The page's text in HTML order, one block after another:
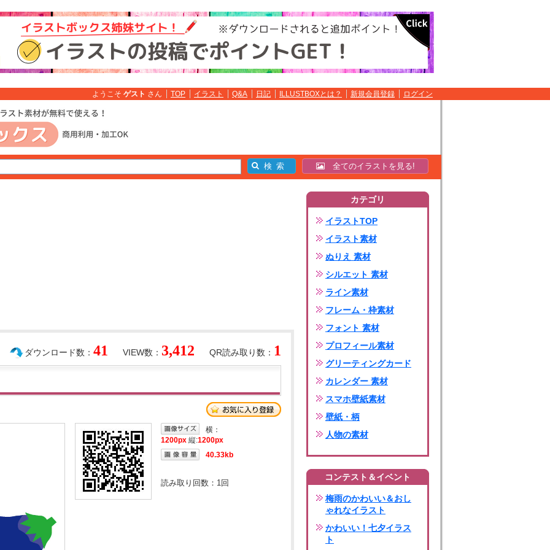
ようこそ ゲスト さん TOP イラスト Q&A 日記 ILLUSTBOXとは？ 新規会員登録 ログイン
全てのイラストを見る!
QR読み取り数： 1
VIEW数： 3,412
ダウンロード数： 41
横：
1200px 縦:1200px
40.33kb
読み取り回数： 1回
カテゴリ
イラストTOP
イラスト素材
ぬりえ 素材
シルエット 素材
ライン素材
フレーム・枠素材
フォント 素材
プロフィール素材
グリーティングカード
カレンダー 素材
スマホ壁紙素材
壁紙・柄
人物の素材
コンテスト＆イベント
梅雨のかわいい＆おし
ゃれなイラスト
かわいい！七夕イラス
ト